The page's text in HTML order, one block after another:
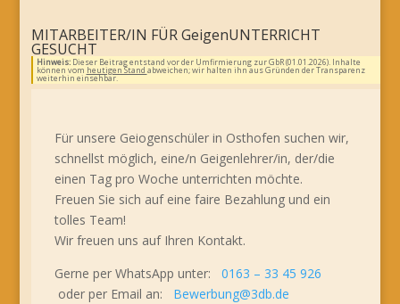
MITARBEITER/IN FÜR GeigenUNTERRICHT
GESUCHT
Hinweis:Dieser Beitrag entstand vor der Umfirmierung zur GbR (01.01.2026). Inhalte
können vom heutigen Stand abweichen; wir halten ihn aus Gründen der Transparenz
weiterhin einsehbar.
Für unsere Geiogenschüler in Osthofen suchen wir,
schnellst möglich, eine/n Geigenlehrer/in, der/die
einen Tag pro Woche unterrichten möchte.
Freuen Sie sich auf eine faire Bezahlung und ein
tolles Team!
Wir freuen uns auf Ihren Kontakt.
Gerne per WhatsApp unter:0163 – 33 45 926
oder per Email an: Bewerbung@3db.de